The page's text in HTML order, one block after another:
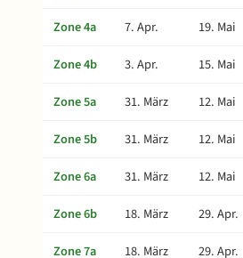
Zone 4a
7. Apr. 19. Mai
Zone 4b
3. Apr. 15. Mai
Zone 5a
31. März 12. Mai
Zone 5b
31. März 12. Mai
Zone 6a
31. März 12. Mai
Zone 6b
18. März 29. Apr.
Zone 7a
18. März 29. Apr.